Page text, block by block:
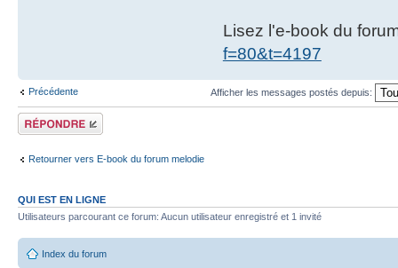
Lisez l'e-book du
f=80&t=4197
Précédente Afficher les messages postés depuis:
Répondre
Retourner vers E-book du forum melodie
QUI EST EN LIGNE
Utilisateurs parcourant ce forum: Aucun utilisateur enregistré et 1 invité
Index du forum